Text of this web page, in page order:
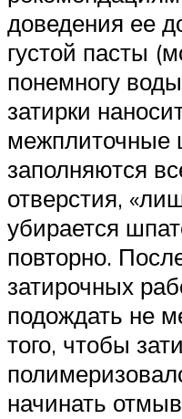
доведения ее
густой пасты
понемногу
затирки
заполняются
отверстия,
убирается
повторно.
затирочных
подождать не
того, чтобы
начинать